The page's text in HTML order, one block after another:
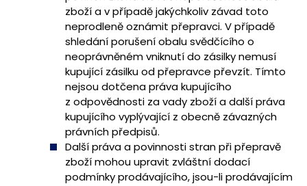
zboží a v případě jakýchkoliv závad toto
neprodleně oznámit přepravci. V případě
shledání porušení obalu svědčícího o
neoprávněném vniknutí do zásilky nemusí
kupující zásilku od přepravce převzít. Tímto
nejsou dotčena práva kupujícího
z odpovědnosti za vady zboží a další práva
kupujícího vyplývající z obecně závazných
právních předpisů.
Další práva a povinnosti stran při přepravě
zboží mohou upravit zvláštní dodací
podmínky prodávajícího, jsou-li prodávajícím